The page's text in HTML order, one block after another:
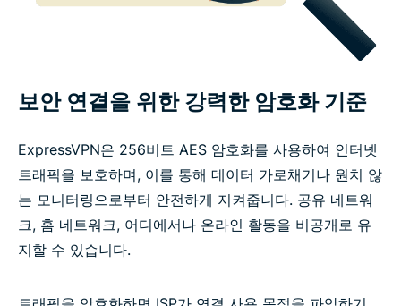
보안 연결을 위한 강력한 암호화 기준
ExpressVPN은 256비트 AES 암호화를 사용하여 인터넷
트래픽을 보호하며, 이를 통해 데이터 가로채기나 원치 않
는 모니터링으로부터 안전하게 지켜줍니다. 공유 네트워
크, 홈 네트워크, 어디에서나 온라인 활동을 비공개로 유
지할 수 있습니다.